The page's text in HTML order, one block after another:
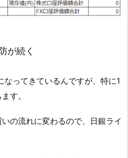
が続く
なってきているんですが、特に1
す。
の流れに変わるので、日銀ライ